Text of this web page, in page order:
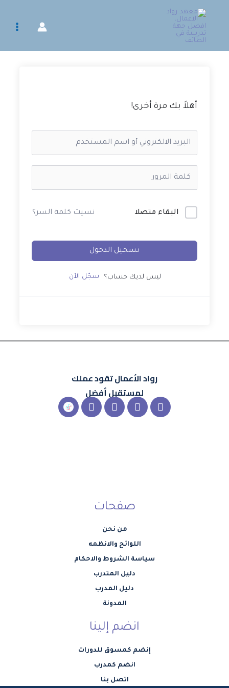
المحتوى
أهلاً بك مرة أخرى!
البقاء متصلا نسيت كلمة السر؟
تسجيل الدخول
ليس لديك حساب؟ سجّل الآن
رواد الأعمالتقود عملك
لمستقبل أفضل
Instagram
X-
Linkedin
Snapchat
شعار
صفحات
من نحن
اللوائح والانظمه
سياسة الشروط والاحكام
دليل المتدرب
دليل المدرب
المدونة
انضم إلينا
إنضم كمسوق للدورات
انضم كمدرب
اتصل بنا